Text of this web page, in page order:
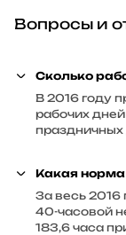
Вопросы и
Сколько
В 2016 году
рабочих
праздничных
Какая норма
За весь 2016
40-часовой
183,6 часа